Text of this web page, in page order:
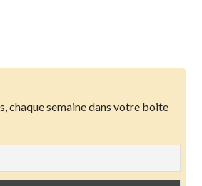
chaque semaine dans votre boite